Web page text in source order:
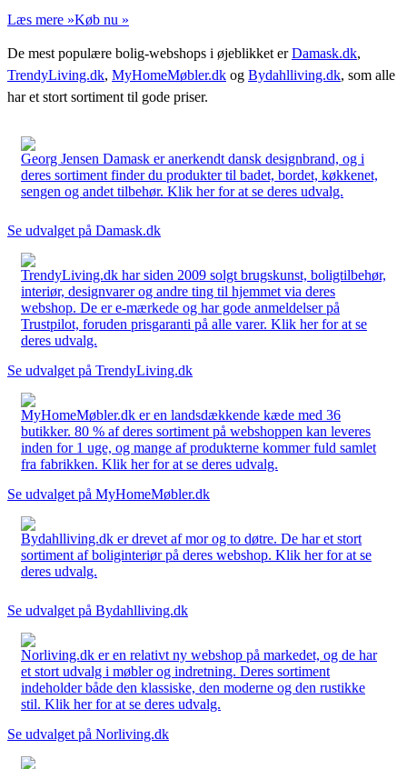
Læs mere »Køb nu »
De mest populære bolig-webshops i øjeblikket erDamask.dk,
TrendyLiving.dk, MyHomeMøbler.dk og Bydahlliving.dk, som alle
har et stort sortiment til gode priser.
Georg Jensen Damask er anerkendt dansk designbrand, og i
deres sortiment finder du produkter til badet, bordet, køkkenet,
sengen og andet tilbehør. Klik her for at se deres udvalg.
Se udvalget på Damask.dk
TrendyLiving.dk har siden 2009 solgt brugskunst, boligtilbehør,
interiør, designvarer og andre ting til hjemmet via deres
webshop. De er e-mærkede og har gode anmeldelser på
Trustpilot, foruden prisgaranti på alle varer. Klik her for at se
deres udvalg.
Se udvalget på TrendyLiving.dk
MyHomeMøbler.dk er en landsdækkende kæde med 36
butikker. 80 % af deres sortiment på webshoppen kan leveres
inden for 1 uge, og mange af produkterne kommer fuld samlet
fra fabrikken. Klik her for at se deres udvalg.
Se udvalget på MyHomeMøbler.dk
Bydahlliving.dk er drevet af mor og to døtre. De har et stort
sortiment af boliginteriør på deres webshop. Klik her for at se
deres udvalg.
Se udvalget på Bydahlliving.dk
Norliving.dk er en relativt ny webshop på markedet, og de har
et stort udvalg i møbler og indretning. Deres sortiment
indeholder både den klassiske, den moderne og den rustikke
stil. Klik her for at se deres udvalg.
Se udvalget på Norliving.dk